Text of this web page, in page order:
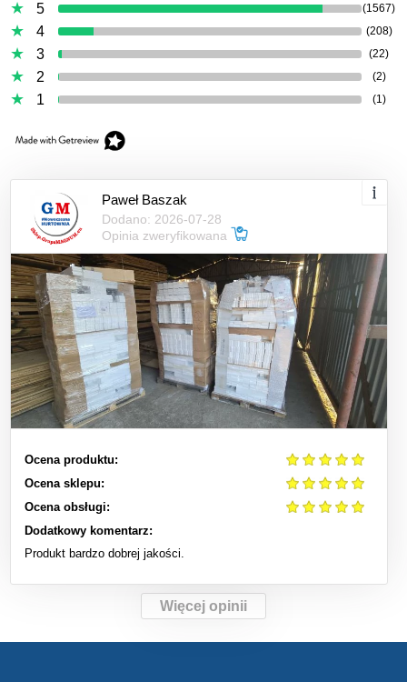
5
(1567)
4 (208)
3 (22)
2 (2)
1 (1)
Paweł Baszak
Dodano: 2026-07-28
Opinia zweryfikowana
Ocena produktu:
Ocena sklepu:
Ocena obsługi:
Dodatkowy komentarz:
Produkt bardzo dobrej jakości.
Więcej opinii